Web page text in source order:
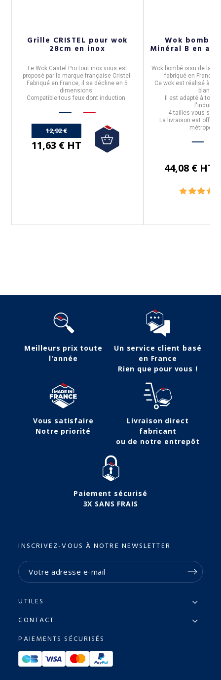
Grille CRISTEL pour wok
28cm en inox
Le Wok Castel Protout inoxvous est
proposé par la marque française Cristel .
Fabriqué en France, il se décline en 5
dimensions.
Compatible tous feux dont induction.
12,92 €
11,63 € HT
Wok bombé
Minéral B en
Wok bombé issu de la
fabriqué en France
Ce wok est réalisé à
Il est adapté à tous
4 tailles vous sont
La livraison est
44,08 € HT
Meilleurs prix toute
l'année
Un service client basé
en France
Rien que pour vous !
Vous satisfaire
Notre priorité
Livraison direct
fabricant
ou de notre entrepôt
Paiement sécurisé
3X SANS FRAIS
INSCRIVEZ-VOUS À NOTRE NEWSLETTER
UTILES
CONTACT
PAIEMENTS SÉCURISÉS